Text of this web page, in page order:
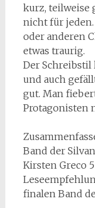
kurz, teilweise
nicht für jeden.
oder anderen
etwas traurig.
Der Schreibstil
und auch
gut. Man
Protagonisten
Band der
Kirsten Greco
finalen Band